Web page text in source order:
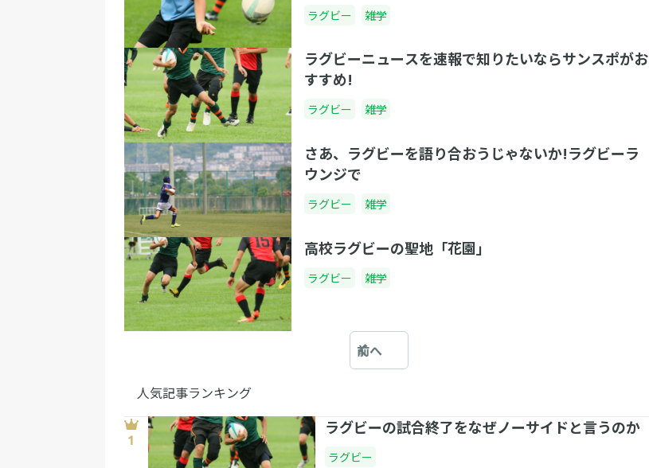
ラグビー 雑学
ラグビーニュースを速報で知りたいならサンスポがお
すすめ!
ラグビー 雑学
さあ、ラグビーを語り合おうじゃないか!ラグビーラ
ウンジで
ラグビー 雑学
高校ラグビーの聖地「花園」
ラグビー 雑学
前へ
人気記事ランキング
ラグビーの試合終了をなぜノーサイドと言うのか
ラグビー